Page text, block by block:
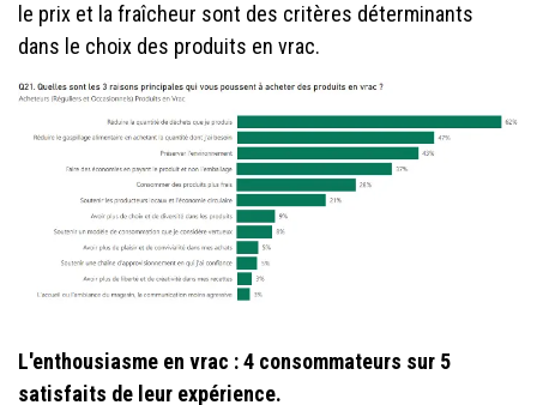
le prix et la fraîcheur sont des critères déterminants
dans le choix des produits en vrac.
L'enthousiasme en vrac : 4 consommateurs sur 5
satisfaits de leur expérience.